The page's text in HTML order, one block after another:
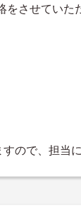
をさせていた
ので、担当